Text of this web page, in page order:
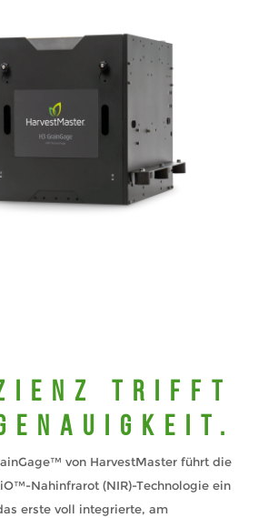
trifft
von HarvestMaster führt die
Nahinfrarot (NIR)-Technologie ein
erste voll integrierte, am